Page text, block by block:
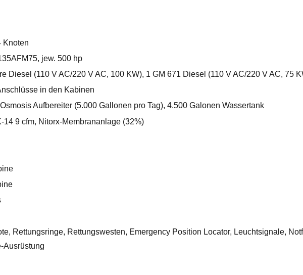
Knoten
jew. 500 hp
Diesel (110 V AC/220 V AC, 100 KW), 1 GM 671 Diesel (110 V AC/220 V AC, 75
in den Kabinen
Aufbereiter (5.000 Gallonen pro Tag), 4.500 Galonen Wassertank
14 9 cfm, Nitorx-Membrananlage (32%)
Rettungsringe, Rettungswesten, Emergency Position Locator, Leuchtsignale,
Ausrüstung